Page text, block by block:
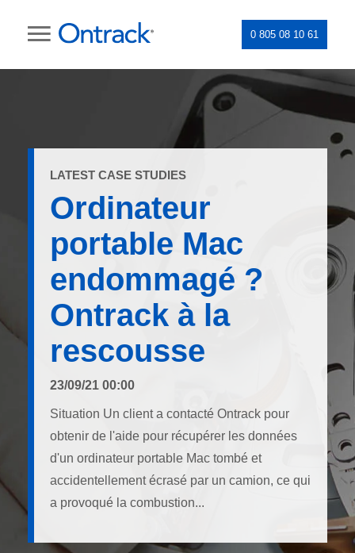
0 805 08 10 61
LATEST CASE STUDIES
Ordinateur
portable Mac
endommagé ?
Ontrack à la
rescousse
23/09/21 00:00
Situation Un client a contacté Ontrack pour
obtenir de l'aide pour récupérer les données
d'un ordinateur portable Mac tombé et
accidentellement écrasé par un camion, ce qui
a provoqué la combustion...